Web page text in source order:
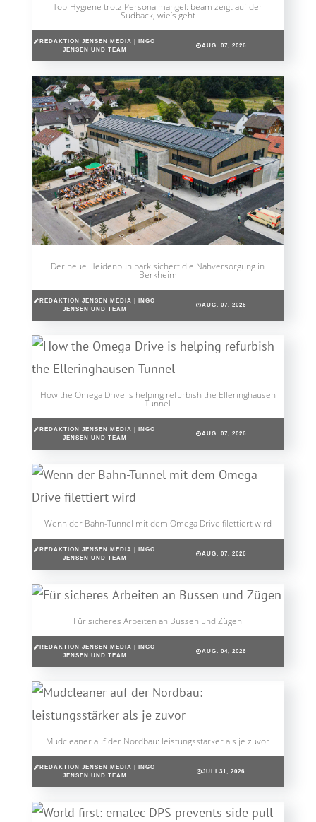
Top-Hygiene trotz Personalmangel: beam zeigt auf der
Südback, wie’s geht
REDAKTION JENSEN MEDIA | INGO
JENSEN UND TEAM
AUG. 07, 2026
Der neue Heidenbühlpark sichert die Nahversorgung in
Berkheim
REDAKTION JENSEN MEDIA | INGO
JENSEN UND TEAM
AUG. 07, 2026
How the Omega Drive is helping refurbish the Elleringhausen
Tunnel
REDAKTION JENSEN MEDIA | INGO
JENSEN UND TEAM
AUG. 07, 2026
Wenn der Bahn-Tunnel mit dem Omega Drive filettiert wird
REDAKTION JENSEN MEDIA | INGO
JENSEN UND TEAM
AUG. 07, 2026
Für sicheres Arbeiten an Bussen und Zügen
REDAKTION JENSEN MEDIA | INGO
JENSEN UND TEAM
AUG. 04, 2026
Mudcleaner auf der Nordbau: leistungsstärker als je zuvor
REDAKTION JENSEN MEDIA | INGO
JENSEN UND TEAM
JULI 31, 2026